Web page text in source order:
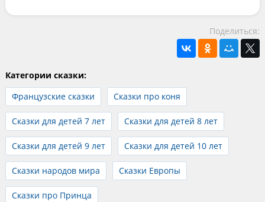
Поделиться:
Категории сказки:
Французские сказки
Сказки про коня
Сказки для детей 7 лет Сказки для детей 8 лет
Сказки для детей 9 лет Сказки для детей 10 лет
Сказки народов мира Сказки Европы
Сказки про Принца